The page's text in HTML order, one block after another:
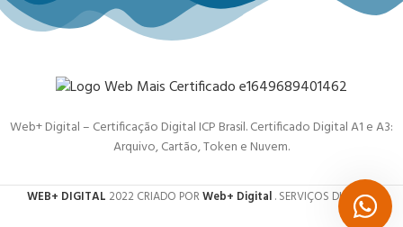
Web+ Digital – Certificação Digital ICP Brasil. Certificado Digital A1 e A3:
Arquivo, Cartão, Token e Nuvem.
WEB+ DIGITAL 2022 CRIADO PORWeb+ Digital. SERVIÇOS DIGITAIS.